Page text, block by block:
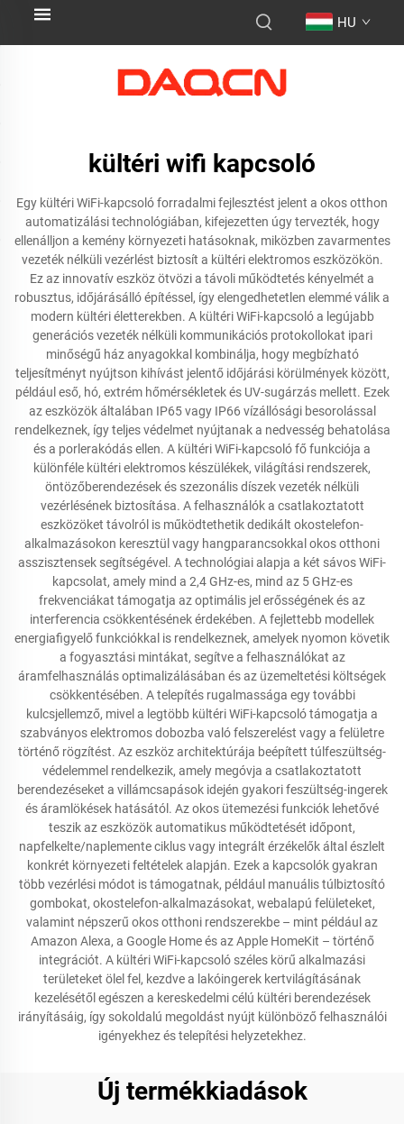
HU
kültéri wifi kapcsoló
Egy kültéri WiFi-kapcsoló forradalmi fejlesztést jelent a okos otthon
automatizálási technológiában, kifejezetten úgy tervezték, hogy
ellenálljon a kemény környezeti hatásoknak, miközben zavarmentes
vezeték nélküli vezérlést biztosít a kültéri elektromos eszközökön.
Ez az innovatív eszköz ötvözi a távoli működtetés kényelmét a
robusztus, időjárásálló építéssel, így elengedhetetlen elemmé válik a
modern kültéri életterekben. A kültéri WiFi-kapcsoló a legújabb
generációs vezeték nélküli kommunikációs protokollokat ipari
minőségű ház anyagokkal kombinálja, hogy megbízható
teljesítményt nyújtson kihívást jelentő időjárási körülmények között,
például eső, hó, extrém hőmérsékletek és UV-sugárzás mellett. Ezek
az eszközök általában IP65 vagy IP66 vízállósági besorolással
rendelkeznek, így teljes védelmet nyújtanak a nedvesség behatolása
és a porlerakódás ellen. A kültéri WiFi-kapcsoló fő funkciója a
különféle kültéri elektromos készülékek, világítási rendszerek,
öntözőberendezések és szezonális díszek vezeték nélküli
vezérlésének biztosítása. A felhasználók a csatlakoztatott
eszközöket távolról is működtethetik dedikált okostelefon-
alkalmazásokon keresztül vagy hangparancsokkal okos otthoni
asszisztensek segítségével. A technológiai alapja a két sávos WiFi-
kapcsolat, amely mind a 2,4 GHz-es, mind az 5 GHz-es
frekvenciákat támogatja az optimális jel erősségének és az
interferencia csökkentésének érdekében. A fejlettebb modellek
energiafigyelő funkciókkal is rendelkeznek, amelyek nyomon követik
a fogyasztási mintákat, segítve a felhasználókat az
áramfelhasználás optimalizálásában és az üzemeltetési költségek
csökkentésében. A telepítés rugalmassága egy további
kulcsjellemző, mivel a legtöbb kültéri WiFi-kapcsoló támogatja a
szabványos elektromos dobozba való felszerelést vagy a felületre
történő rögzítést. Az eszköz architektúrája beépített túlfeszültség-
védelemmel rendelkezik, amely megóvja a csatlakoztatott
berendezéseket a villámcsapások idején gyakori feszültség-ingerek
és áramlökések hatásától. Az okos ütemezési funkciók lehetővé
teszik az eszközök automatikus működtetését időpont,
napfelkelte/naplemente ciklus vagy integrált érzékelők által észlelt
konkrét környezeti feltételek alapján. Ezek a kapcsolók gyakran
több vezérlési módot is támogatnak, például manuális túlbiztosító
gombokat, okostelefon-alkalmazásokat, webalapú felületeket,
valamint népszerű okos otthoni rendszerekbe – mint például az
Amazon Alexa, a Google Home és az Apple HomeKit – történő
integrációt. A kültéri WiFi-kapcsoló széles körű alkalmazási
területeket ölel fel, kezdve a lakóingerek kertvilágításának
kezelésétől egészen a kereskedelmi célú kültéri berendezések
irányításáig, így sokoldalú megoldást nyújt különböző felhasználói
igényekhez és telepítési helyzetekhez.
Új termékkiadások